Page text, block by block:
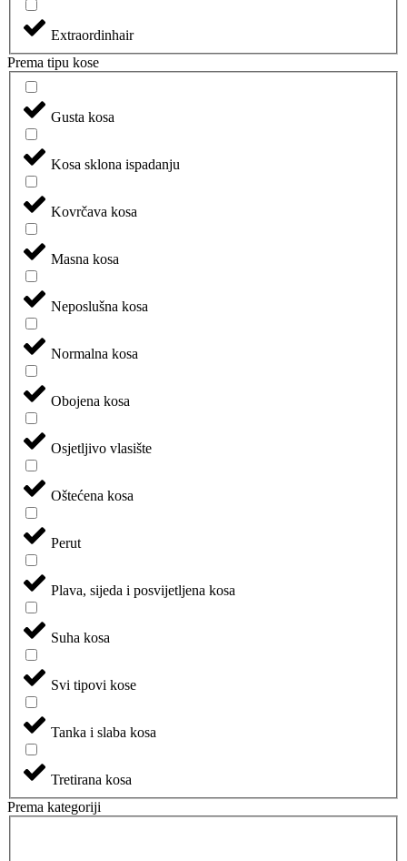
Extraordinhair
Prema tipu kose
Gusta kosa
Kosa sklona ispadanju
Kovrčava kosa
Masna kosa
Neposlušna kosa
Normalna kosa
Obojena kosa
Osjetljivo vlasište
Oštećena kosa
Perut
Plava, sijeda i posvijetljena kosa
Suha kosa
Svi tipovi kose
Tanka i slaba kosa
Tretirana kosa
Prema kategoriji